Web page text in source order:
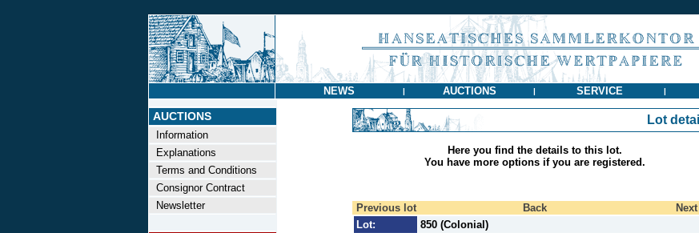
NEWS | AUCTIONS | SERVICE |
AUCTIONS
Information
Explanations
Terms and Conditions
Consignor Contract
Newsletter
Lot
Here you find the details to this lot.
You have more options if you are registered.
Previous lot Back
Lot:
850 (Colonial)